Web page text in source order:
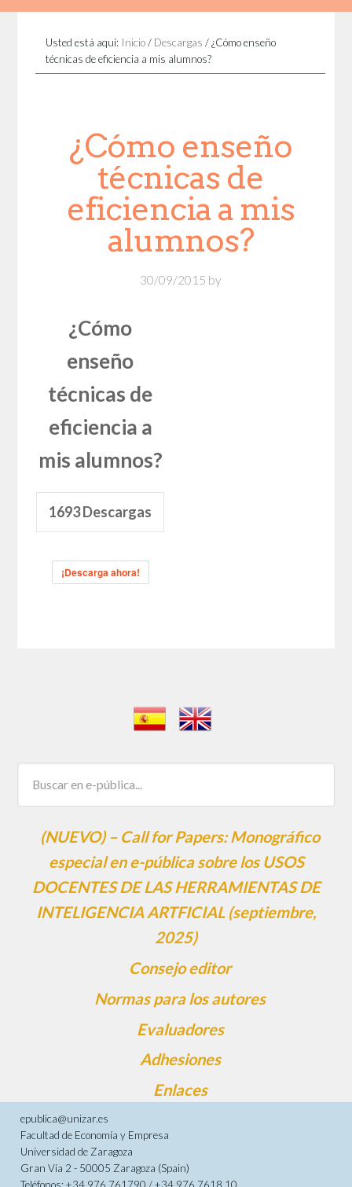
Usted está aquí: Inicio / Descargas /¿Cómo enseño
técnicas de eficiencia a mis alumnos?
¿Cómo enseño
técnicas de
eficiencia a mis
alumnos?
30/09/2015 by
¿Cómo
enseño
técnicas de
eficiencia a
mis alumnos?
1693Descargas
¡Descarga ahora!
(NUEVO) – Call for Papers: Monográfico
especial en e-pública sobre los USOS
DOCENTES DE LAS HERRAMIENTAS DE
INTELIGENCIA ARTFICIAL (septiembre,
2025)
Consejo editor
Normas para los autores
Evaluadores
Adhesiones
Enlaces
epublica@unizar.es
Facultad de Economía y Empresa
Universidad de Zaragoza
Gran Vía 2 - 50005 Zaragoza (Spain)